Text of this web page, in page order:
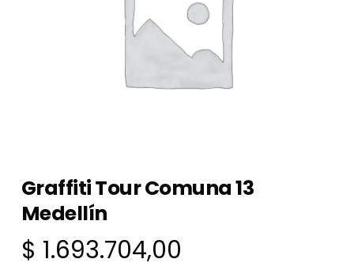
Graffiti Tour Comuna 13
Medellín
$ 1.693.704,00